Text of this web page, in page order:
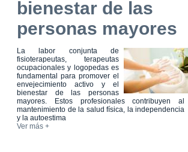
bienestar de las
personas mayores
La labor conjunta de
fisioterapeutas, terapeutas
ocupacionales y logopedas es
fundamental para promover el
envejecimiento activo y el
bienestar de las personas
mayores. Estos profesionales contribuyen al
mantenimiento de la salud física, la independencia
y la autoestima
Ver más +